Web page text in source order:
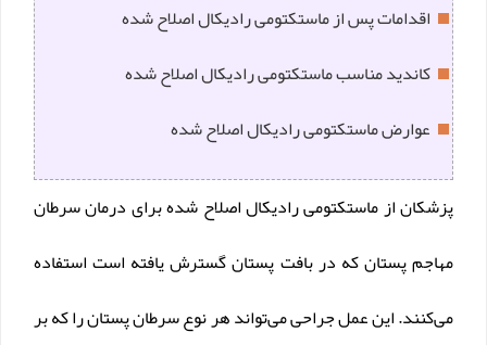
اقدامات پس از ماستکتومی رادیکال اصلاح شده
کاندید مناسب ماستکتومی رادیکال اصلاح شده
عوارض ماستکتومی رادیکال اصلاح شده
پزشکان از ماستکتومی رادیکال اصلاح شده برای درمان سرطان
مهاجم پستان که در بافت پستان گسترش یافته است استفاده
می‌کنند. این عمل جراحی می‌تواند هر نوع سرطان پستان را که بر